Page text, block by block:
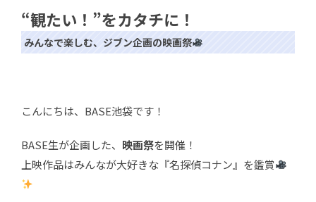
“観たい！”をカタチに！
みんなで楽しむ、ジブン企画の映画祭
こんにちは、BASE池袋です！
BASE生が企画した、 映画祭を開催！
上映作品はみんなが大好きな『名探偵コナン』を鑑賞